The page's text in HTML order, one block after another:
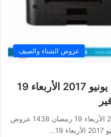
عروض الشتاء والصيف
عروض الشتاء والصيف 14 يونيو 2017 الأربعاء 19
عروض الشتاء والصيف 14 يونيو 2017 الأربعاء 19 رمضان 1438 عروض